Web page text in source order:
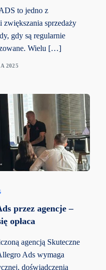
to jedno z
zwiększania sprzedaży
gdy są regularnie
Wielu […]
2025
przez agencje –
opłaca
agencją Skuteczne
Ads wymaga
doświadczenia